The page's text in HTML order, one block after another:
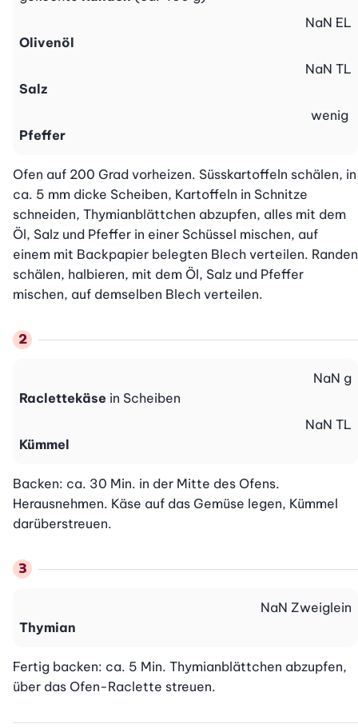
Olivenöl
NaN EL
Salz
NaN TL
Pfeffer
wenig
Ofen auf 200 Grad vorheizen. Süsskartoffeln schälen, in
ca. 5 mm dicke Scheiben, Kartoffeln in Schnitze
schneiden, Thymianblättchen abzupfen, alles mit dem
Öl, Salz und Pfeffer in einer Schüssel mischen, auf
einem mit Backpapier belegten Blech verteilen. Randen
schälen, halbieren, mit dem Öl, Salz und Pfeffer
mischen, auf demselben Blech verteilen.
Raclettekäse in Scheiben
NaN g
Kümmel
NaN TL
Backen: ca. 30 Min. in der Mitte des Ofens.
Herausnehmen. Käse auf das Gemüse legen, Kümmel
darüberstreuen.
Thymian
NaN Zweiglein
Fertig backen: ca. 5 Min. Thymianblättchen abzupfen,
über das Ofen-Raclette streuen.